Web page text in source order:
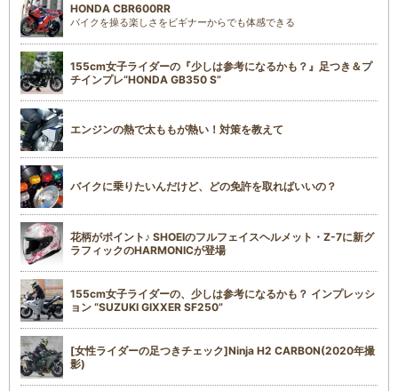
HONDA CBR600RR
バイクを操る楽しさをビギナーからでも体感できる
155cm女子ライダーの『少しは参考になるかも？』足つき＆プ
チインプレ“HONDA GB350 S”
エンジンの熱で太ももが熱い！対策を教えて
バイクに乗りたいんだけど、どの免許を取ればいいの？
花柄がポイント♪ SHOEIのフルフェイスヘルメット・Z-7に新グ
ラフィックのHARMONICが登場
155cm女子ライダーの、少しは参考になるかも？ インプレッシ
ョン “SUZUKI GIXXER SF250”
[女性ライダーの足つきチェック]Ninja H2 CARBON(2020年撮
影)